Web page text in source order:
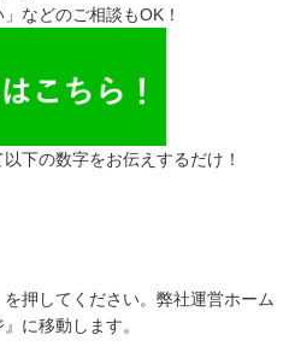
などのご相談もOK！
下の数字をお伝えするだけ！
押してください。弊社運営ホーム
に移動します。